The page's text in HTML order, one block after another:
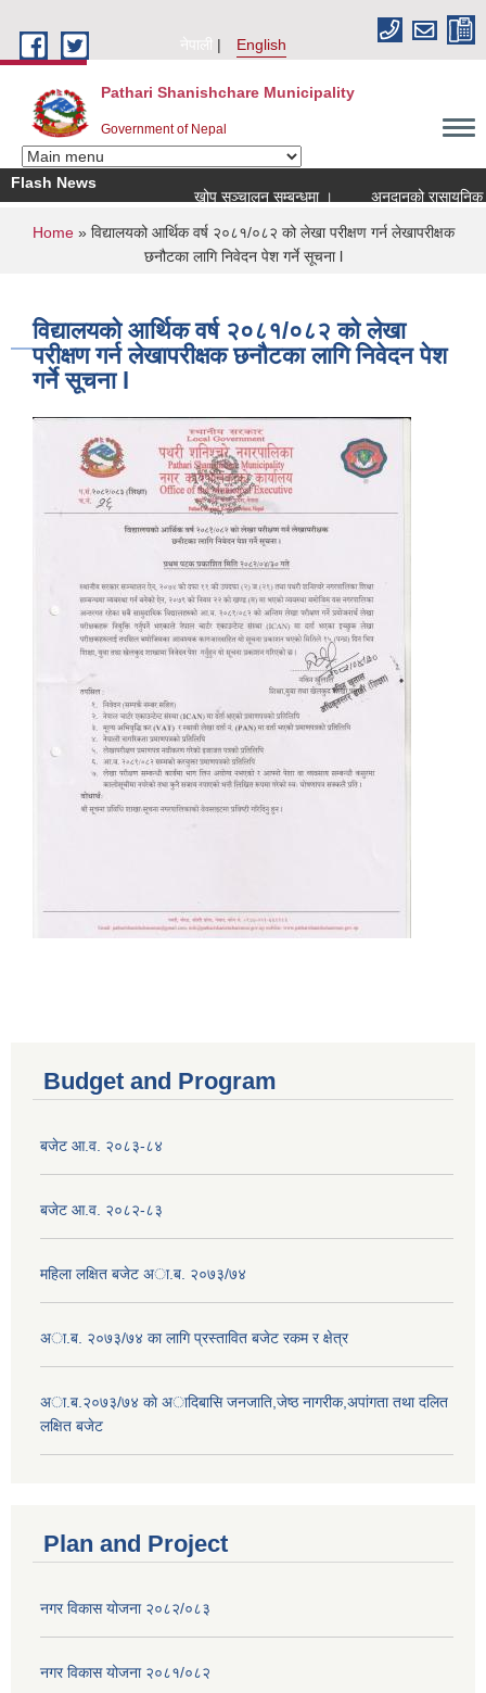
नेपाली
English
Pathari Shanishchare Municipality
Government of Nepal
Flash News
खोप सञ्चालन सम्बन्धमा ।
अनुदानको रासायनिक
You are here
Home» विद्यालयको आर्थिक वर्ष २०८१/०८२ को लेखा परीक्षण गर्न लेखापरीक्षक
छनौटका लागि निवेदन पेश गर्ने सूचना l
विद्यालयको आर्थिक वर्ष २०८१/०८२ को लेखा
परीक्षण गर्न लेखापरीक्षक छनौटका लागि निवेदन पेश
गर्ने सूचना l
Budget and Program
बजेट आ.व. २०८३-८४
बजेट आ.व. २०८२-८३
महिला लक्षित बजेट अा.ब. २०७३/७४
अा.ब. २०७३/७४ का लागि प्रस्तावित बजेट रकम र क्षेत्र
अा.ब.२०७३/७४ काे अादिबासि जनजाति,जेष्ठ नागरीक,अपांगता तथा दलित
लक्षित बजेट
Plan and Project
नगर विकास योजना २०८२/०८३
नगर विकास योजना २०८१/०८२